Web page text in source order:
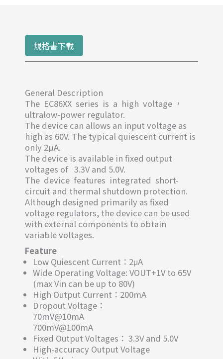
規格書下載
General Description
The EC86XX series is a high voltage ，
ultralow-power regulator.
The device can allows an input voltage as
high as 60V. The typical quiescent current is
only 2µA.
The device is available in fixed output
voltages of 3.3V and 5.0V.
The device features integrated short-
circuit and thermal shutdown protection.
Although designed primarily as fixed
voltage regulators, the device can be used
with external components to obtain
variable voltages.
Feature
Low Quiescent Current：2μA
Wide Operating Voltage: VOUT+1V to 65V
(max Vin can be up to 80V)
High Output Current：200mA
Dropout Voltage：
70mV@10mA
700mV@100mA
Fixed Output Voltages： 3.3V and 5.0V
High-accuracy Output Voltage